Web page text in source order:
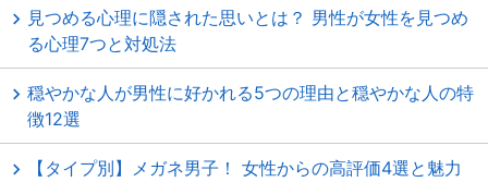
見つめる心理に隠された思いとは？ 男性が女性を見つめ
る心理7つと対処法
穏やかな人が男性に好かれる5つの理由と穏やかな人の特
徴12選
【タイプ別】メガネ男子！ 女性からの高評価4選と魅力